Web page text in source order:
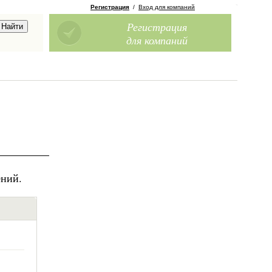
Регистрация / Вход для компаний
Регистрация
для компаний